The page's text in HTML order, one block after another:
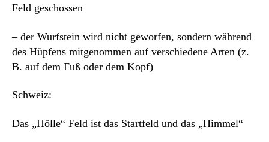
Feld geschossen
– der Wurfstein wird nicht geworfen, sondern während
des Hüpfens mitgenommen auf verschiedene Arten (z.
B. auf dem Fuß oder dem Kopf)
Schweiz:
Das „Hölle“ Feld ist das Startfeld und das „Himmel“